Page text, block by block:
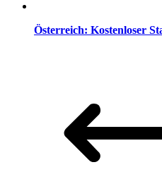
Österreich: Kostenloser